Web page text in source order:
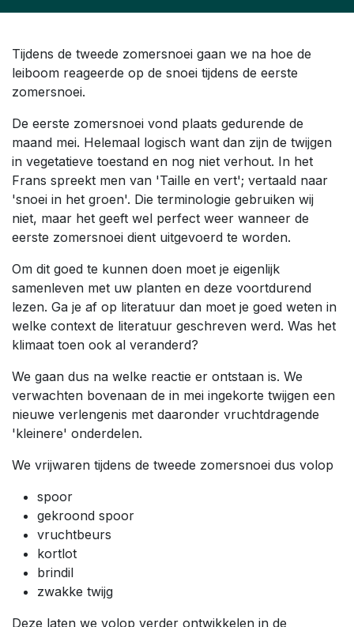
Tijdens de tweede zomersnoei gaan we na hoe de
leiboom reageerde op de snoei tijdens de eerste
zomersnoei.
De eerste zomersnoei vond plaats gedurende de
maand mei. Helemaal logisch want dan zijn de twijgen
in vegetatieve toestand en nog niet verhout. In het
Frans spreekt men van 'Taille en vert'; vertaald naar
'snoei in het groen'. Die terminologie gebruiken wij
niet, maar het geeft wel perfect weer wanneer de
eerste zomersnoei dient uitgevoerd te worden.
Om dit goed te kunnen doen moet je eigenlijk
samenleven met uw planten en deze voortdurend
lezen. Ga je af op literatuur dan moet je goed weten in
welke context de literatuur geschreven werd. Was het
klimaat toen ook al veranderd?
We gaan dus na welke reactie er ontstaan is. We
verwachten bovenaan de in mei ingekorte twijgen een
nieuwe verlengenis met daaronder vruchtdragende
'kleinere' onderdelen.
We vrijwaren tijdens de tweede zomersnoei dus volop
spoor
gekroond spoor
vruchtbeurs
kortlot
brindil
zwakke twijg
Deze laten we volop verder ontwikkelen in de